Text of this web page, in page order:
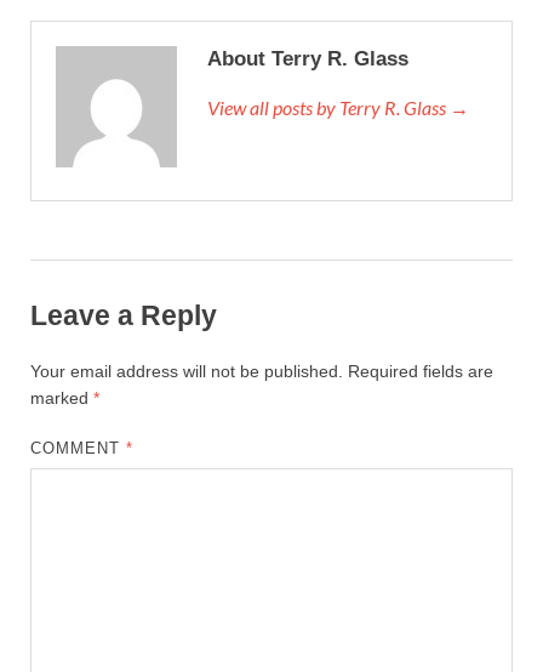
About Terry R. Glass
View all posts by Terry R. Glass →
Leave a Reply
Your email address will not be published. Required fields are
marked *
COMMENT*